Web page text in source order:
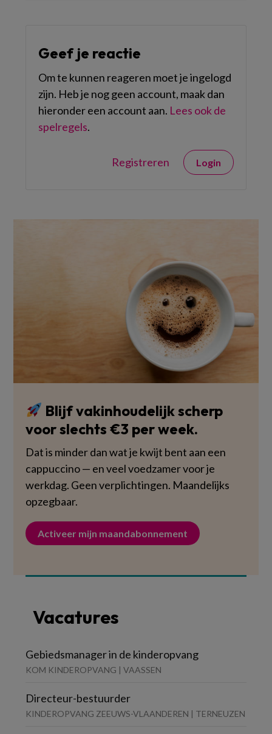
Geef je reactie
Om te kunnen reageren moet je ingelogd
zijn. Heb je nog geen account, maak dan
hieronder een account aan. Lees ook de
spelregels.
Registreren Login
Blijf vakinhoudelijk scherp
voor slechts €3 per week.
Dat is minder dan wat je kwijt bent aan een
cappuccino — en veel voedzamer voor je
werkdag. Geen verplichtingen. Maandelijks
opzegbaar.
Activeer mijn maandabonnement
Vacatures
Gebiedsmanager in de kinderopvang
KOM KINDEROPVANG | VAASSEN
Directeur-bestuurder
KINDEROPVANG ZEEUWS-VLAANDEREN | TERNEUZEN